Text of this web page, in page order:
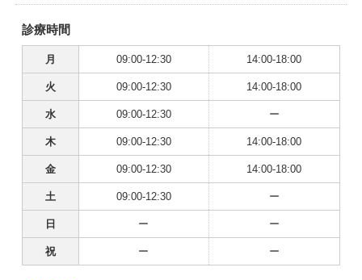
診療時間
月 09:00-12:30 14:00-18:00
火 09:00-12:30 14:00-18:00
水 09:00-12:30 ー
木 09:00-12:30 14:00-18:00
金 09:00-12:30 14:00-18:00
土 09:00-12:30 ー
日 ー ー
祝 ー ー